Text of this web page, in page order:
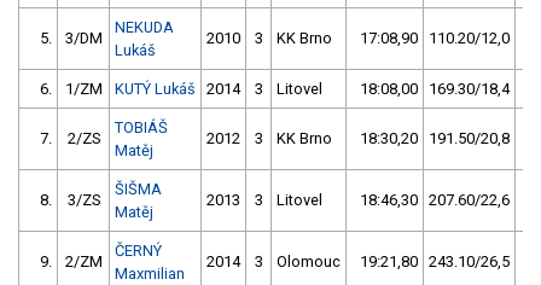
5. 3/DM
NEKUDA
Lukáš
2010 3 KK Brno 17:08,90 110.20/12,0
6. 1/ZM KUTÝ Lukáš 2014 3 Litovel 18:08,00 169.30/18,4
7. 2/ZS
TOBIÁŠ
Matěj
2012 3 KK Brno 18:30,20 191.50/20,8
8. 3/ZS
ŠIŠMA
Matěj
2013 3 Litovel 18:46,30 207.60/22,6
9. 2/ZM
ČERNÝ
Maxmilian
2014 3 Olomouc 19:21,80 243.10/26,5